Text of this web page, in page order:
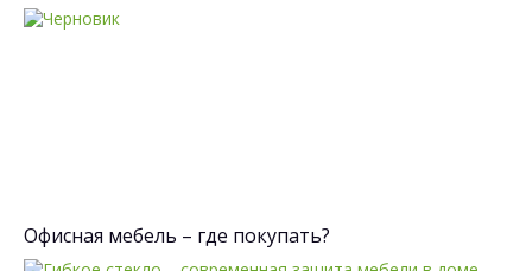
Офисная мебель – где покупать?